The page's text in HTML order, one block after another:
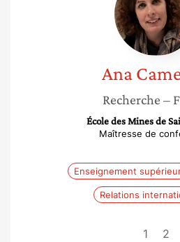
Ana
Recherche –
École des Mines de
Maîtresse de
Enseignement
Relations
1 2